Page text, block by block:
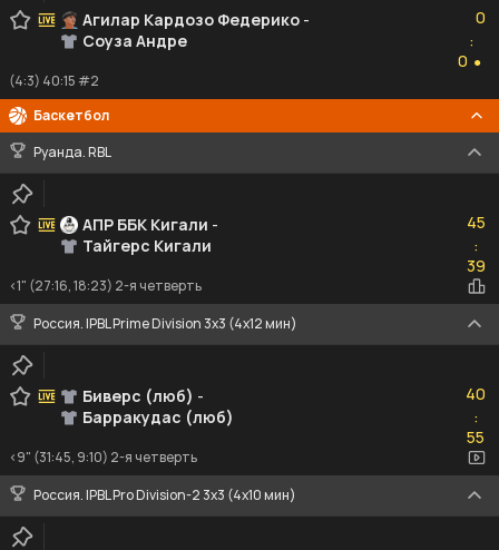
Агилар Кардозо Федерико -
Соуза Андре
0
:
0 ●
(4:3) 40:15 #2
Баскетбол
Руанда. RBL
АПР ББК Кигали -
Тайгерс Кигали
45
:39
39
<1" (27:16, 18:23) 2-я четверть
Россия. IPBL Prime Division 3x3 (4x12 мин)
Биверс (люб) -
Барракудас (люб)
40
:55
55
<9" (31:45, 9:10) 2-я четверть
Россия. IPBL Pro Division-2 3x3 (4x10 мин)